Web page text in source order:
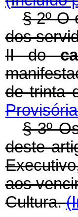
§ 2º O
dos
II do
de trinta
§ 3º
deste
aos
Cultura.